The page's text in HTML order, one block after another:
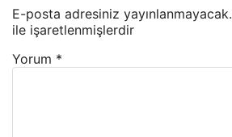
E-posta adresiniz yayınlanmayacak.
ile işaretlenmişlerdir
Yorum *